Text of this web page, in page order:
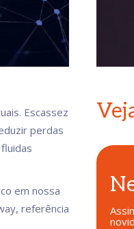
Escassez
perdas
em nossa
referência